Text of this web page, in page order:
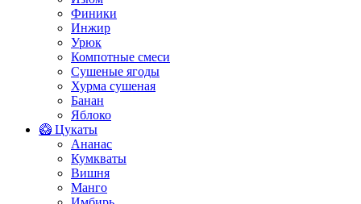
Финики
Инжир
Урюк
Компотные смеси
Сушеные ягоды
Хурма сушеная
Банан
Яблоко
🥝 Цукаты
Ананас
Кумкваты
Вишня
Манго